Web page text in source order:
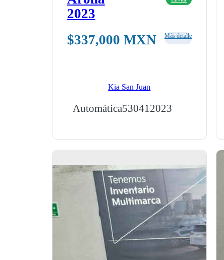
2023
$337,000 MXN Más detalle
Kia San Juan
Automática53041 2023